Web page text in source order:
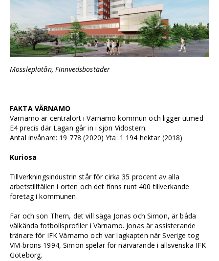
Mossleplatån, Finnvedsbostäder
FAKTA VÄRNAMO
Värnamo är centralort i Värnamo kommun och ligger utmed
E4 precis där Lagan går in i sjön Vidöstern.
Antal invånare: 19 778 (2020) Yta: 1 194 hektar (2018)
Kuriosa
Tillverkningsindustrin står för cirka 35 procent av alla
arbetstillfällen i orten och det finns runt 400 tillverkande
företag i kommunen.
Far och son Thern, det vill säga Jonas och Simon, är båda
välkända fotbollsprofiler i Värnamo. Jonas är assisterande
tränare för IFK Värnamo och var lagkapten när Sverige tog
VM-brons 1994, Simon spelar för närvarande i allsvenska IFK
Göteborg.